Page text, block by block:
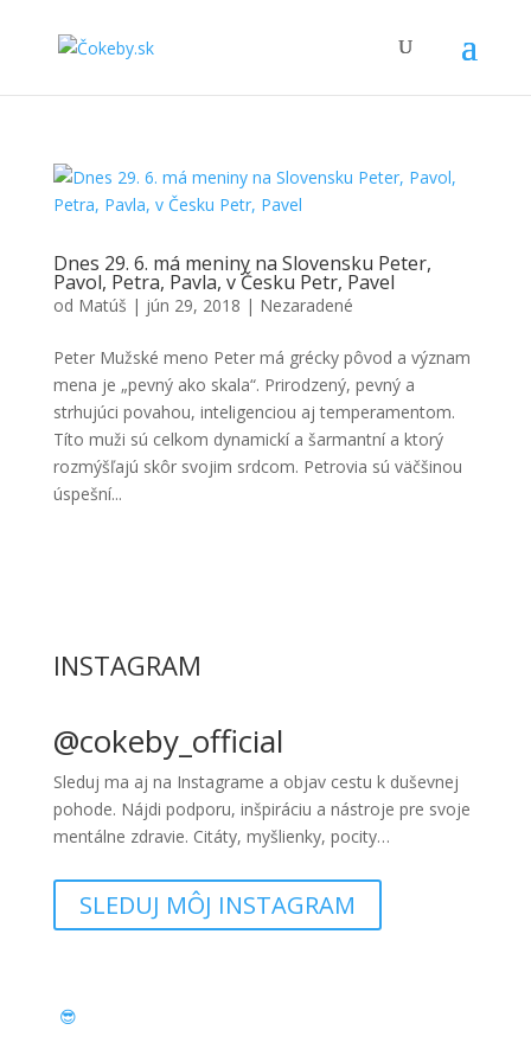
Dnes 29. 6. má meniny na Slovensku Peter,
Pavol, Petra, Pavla, v Česku Petr, Pavel
od Matúš | jún 29, 2018 | Nezaradené
Peter Mužské meno Peter má grécky pôvod a význam
mena je „pevný ako skala“. Prirodzený, pevný a
strhujúci povahou, inteligenciou aj temperamentom.
Títo muži sú celkom dynamickí a šarmantní a ktorý
rozmýšľajú skôr svojim srdcom. Petrovia sú väčšinou
úspešní...
INSTAGRAM
@cokeby_official
Sleduj ma aj na Instagrame a objav cestu k duševnej
pohode. Nájdi podporu, inšpiráciu a nástroje pre svoje
mentálne zdravie. Citáty, myšlienky, pocity…
SLEDUJ MÔJ INSTAGRAM
😎